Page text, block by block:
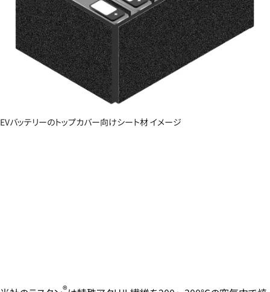
EVバッテリーのトップカバー向けシート材 イメージ
®